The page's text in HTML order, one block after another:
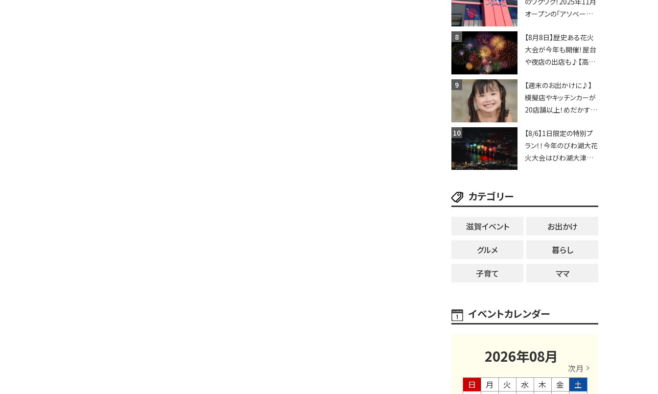
ーブ】
オープンの「アソベース
レーンゲームで青果や日
用品までゲットできる新
スポット！
【8月8日】歴史ある花火
大会が今年も開催！屋台
や夜店の出店も♪【高宮
【週末のお出かけに♪】
模擬店やキッチンカーが
20店舗以上！めだかすく
ソングライターによるライ
ブなど。【和邇ふれあい夏
祭り】
【8/6】1日限定の特別プ
ラン！！今年のびわ湖大花
火大会はびわ湖大津プリ
カテゴリー
滋賀イベント
お出かけ
グルメ
暮らし
子育て
ママ
イベントカレンダー
2026年08月
次月
日
月 火 水 木 金 土